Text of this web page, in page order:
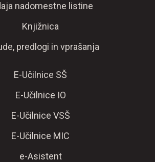
nadomestne listine
Knjižnica
predlogi in vprašanja
E-Učilnice SŠ
E-Učilnice IO
E-Učilnice VSŠ
E-Učilnice MIC
e-Asistent